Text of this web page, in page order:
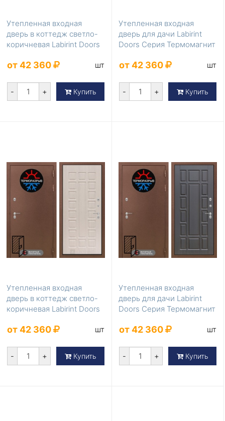
Утепленная входная
дверь в коттедж светло-
коричневая Labirint Doors
от 42 360 шт
- + Купить
Утепленная входная
дверь для дачи Labirint
Doors Серия Термомагнит
от 42 360 шт
- + Купить
Утепленная входная
дверь в коттедж светло-
коричневая Labirint Doors
от 42 360 шт
- + Купить
Утепленная входная
дверь для дачи Labirint
Doors Серия Термомагнит
от 42 360 шт
- + Купить